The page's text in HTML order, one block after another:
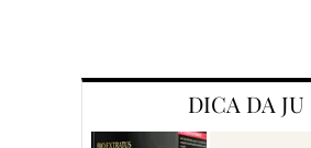
DICA DA JU